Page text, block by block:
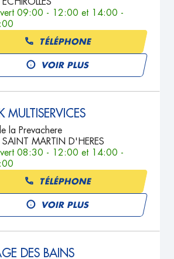
09:00 - 12:00 et 14:00 -
TÉLÉPHONE
VOIR PLUS
MULTISERVICES
la Prevachere
MARTIN D'HERES
08:30 - 12:00 et 14:00 -
TÉLÉPHONE
VOIR PLUS
DES BAINS